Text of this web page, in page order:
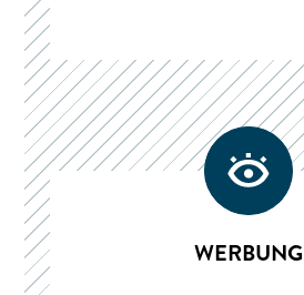
WERBUNG